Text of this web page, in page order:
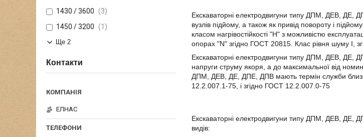
Екскаваторні електродвигуни типу ДПМ, ДЕВ, ДЕ,
вузлів підйому, а також як привід повороту і підйому.
класом нагрівостійкості "Н" з можливістю
опорах "N" згідно ГОСТ 20815. Клас рівня шуму I,
Екскаваторні електродвигуни типу ДПМ, ДЕВ, ДЕ,
напруги струму якоря, а до максимальної від
ДПМ, ДЕВ, ДЕ, ДПЕ, ДПВ мають термін служби
12.2.007.1-75, і згідно ГОСТ 12.2.007.0-75
Екскаваторні електродвигуни типу ДПМ, ДЕВ, ДЕ,
видів:
1430 / 3600
3
1450 / 3200
1
Ще 2
Контакти
ЕЛНАС